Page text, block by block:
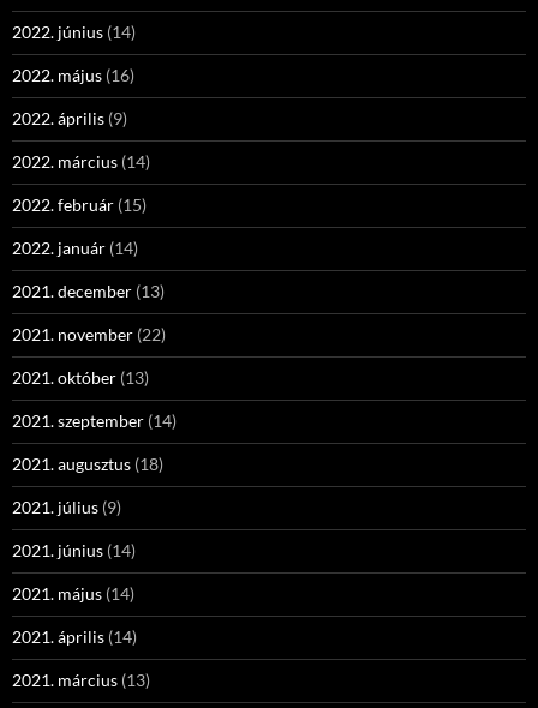
2022. június (14)
2022. május (16)
2022. április (9)
2022. március (14)
2022. február (15)
2022. január (14)
2021. december (13)
2021. november (22)
2021. október (13)
2021. szeptember (14)
2021. augusztus (18)
2021. július (9)
2021. június (14)
2021. május (14)
2021. április (14)
2021. március (13)